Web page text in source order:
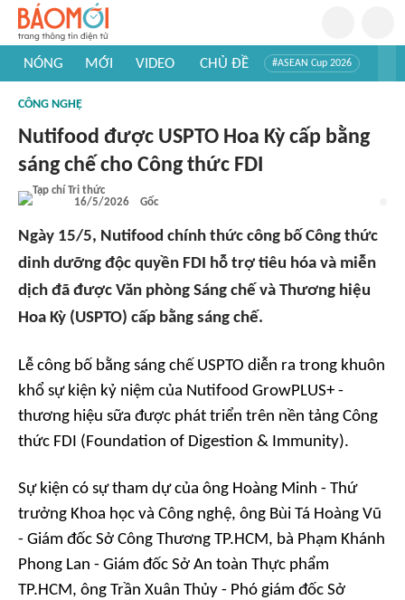
NÓNG MỚI VIDEO CHỦ ĐỀ #ASEAN Cup 2026
#Khám phá thế giới
CÔNG NGHỆ
Nutifood được USPTO Hoa Kỳ cấp bằng
sáng chế cho Công thức FDI
16/5/2026 Gốc
Ngày 15/5, Nutifood chính thức công bố Công thức
dinh dưỡng độc quyền FDI hỗ trợ tiêu hóa và miễn
dịch đã được Văn phòng Sáng chế và Thương hiệu
Hoa Kỳ (USPTO) cấp bằng sáng chế.
Lễ công bố bằng sáng chế USPTO diễn ra trong khuôn
khổ sự kiện kỷ niệm của Nutifood GrowPLUS+ -
thương hiệu sữa được phát triển trên nền tảng Công
thức FDI (Foundation of Digestion & Immunity).
Sự kiện có sự tham dự của ông Hoàng Minh - Thứ
trưởng Khoa học và Công nghệ, ông Bùi Tá Hoàng Vũ
- Giám đốc Sở Công Thương TP.HCM, bà Phạm Khánh
Phong Lan - Giám đốc Sở An toàn Thực phẩm
TP.HCM, ông Trần Xuân Thủy - Phó giám đốc Sở